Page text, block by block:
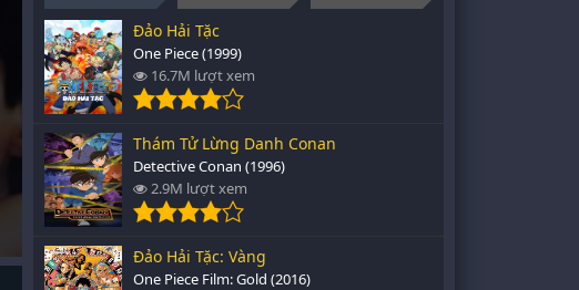
Đảo Hải Tặc
One Piece (1999)
16.7M lượt xem
Thám Tử Lừng Danh Conan
Detective Conan (1996)
2.9M lượt xem
Đảo Hải Tặc: Vàng
One Piece Film: Gold (2016)